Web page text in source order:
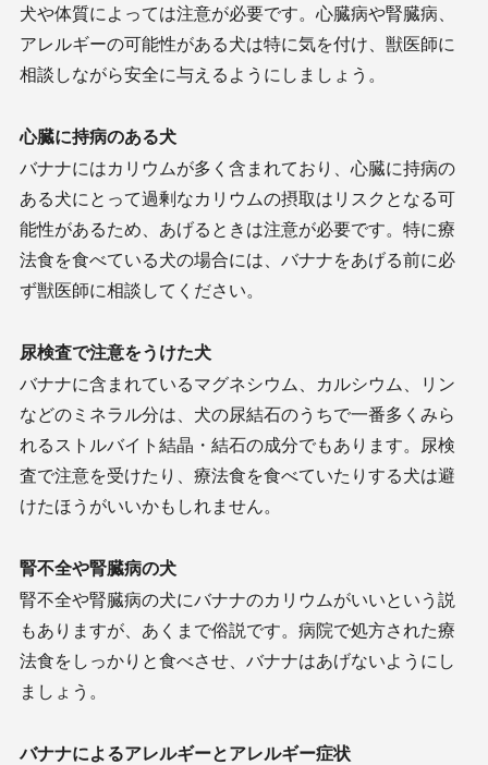
犬や体質によっては注意が必要です。心臓病や腎臓病、
アレルギーの可能性がある犬は特に気を付け、獣医師に
相談しながら安全に与えるようにしましょう。
心臓に持病のある犬
バナナにはカリウムが多く含まれており、心臓に持病の
ある犬にとって過剰なカリウムの摂取はリスクとなる可
能性があるため、あげるときは注意が必要です。特に療
法食を食べている犬の場合には、バナナをあげる前に必
ず獣医師に相談してください。
尿検査で注意をうけた犬
バナナに含まれているマグネシウム、カルシウム、リン
などのミネラル分は、犬の尿結石のうちで一番多くみら
れるストルバイト結晶・結石の成分でもあります。尿検
査で注意を受けたり、療法食を食べていたりする犬は避
けたほうがいいかもしれません。
腎不全や腎臓病の犬
腎不全や腎臓病の犬にバナナのカリウムがいいという説
もありますが、あくまで俗説です。病院で処方された療
法食をしっかりと食べさせ、バナナはあげないようにし
ましょう。
バナナによるアレルギーとアレルギー症状